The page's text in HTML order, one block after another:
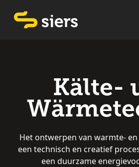
Kälte-
Het ontwerpen van warmte-
een technisch en creatief
een duurzame